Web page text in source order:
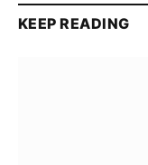
KEEP READING